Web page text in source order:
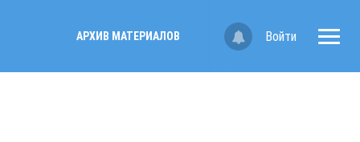
АРХИВ МАТЕРИАЛОВ Войти